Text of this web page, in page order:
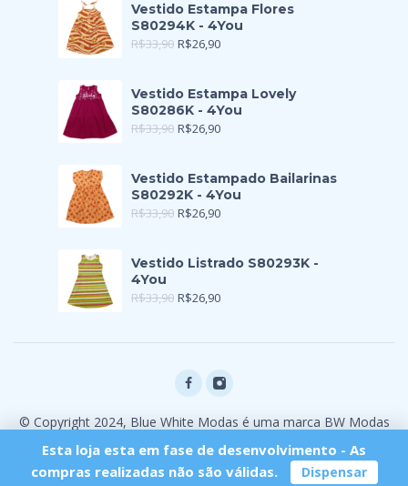
Vestido Estampa Flores
S80294K - 4You
R$33,90 R$26,90
Vestido Estampa Lovely
S80286K - 4You
R$33,90 R$26,90
Vestido Estampado Bailarinas
S80292K - 4You
R$33,90 R$26,90
Vestido Listrado S80293K -
4You
R$33,90 R$26,90
© Copyright 2024, Blue White Modas é uma marca BW Modas
Esta loja esta em fase de desenvolvimento - As
compras realizadas não são válidas.
Dispensar